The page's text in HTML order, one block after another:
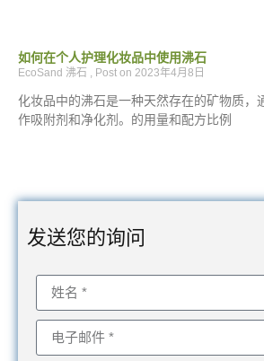
如何在个人护理化妆品中使用沸石
EcoSand 沸石 2023年4月8日
化妆品中的沸石是一种天然存在的矿物质，
作吸附剂和净化剂。的用量和配方比例
发送您的询问